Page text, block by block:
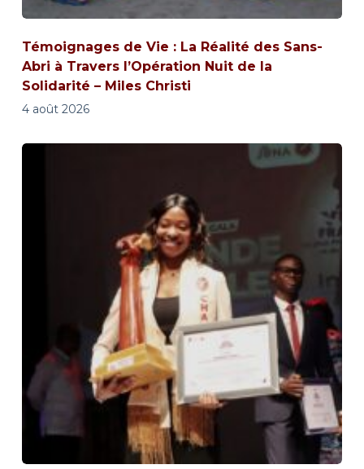
Témoignages de Vie : La Réalité des Sans-
Abri à Travers l’Opération Nuit de la
Solidarité – Miles Christi
4 août 2026